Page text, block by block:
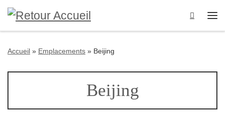
Passer au contenu
Search
Accueil » Emplacements » Beijing
Beijing